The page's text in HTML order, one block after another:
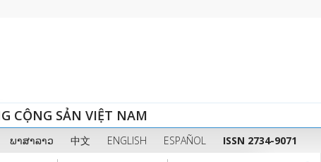
CỘNG SẢN VIỆT NAM
ພາສາລາວ 中文 ENGLISH ESPAÑOL ISSN 2734-9071